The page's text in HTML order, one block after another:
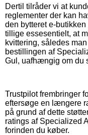
Dertil tilråder vi at
reglementer der kan
den bytteret e-
tillige essesentielt, at
kvittering, således
bestillingen af
Gul, uafhængig om du
Trustpilot frembringer
eftersøge en længere
på grund af dette
ratings af Specialized
forinden du køber.